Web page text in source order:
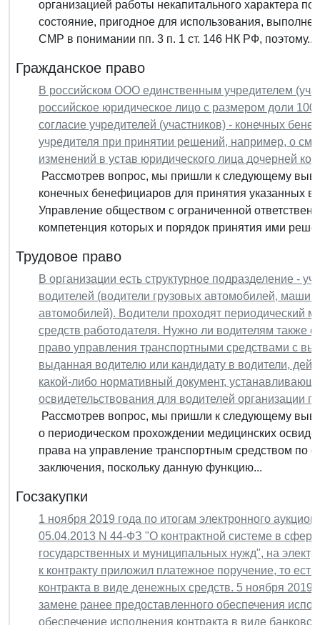
организацией работы некапитального характера
состояние, пригодное для использования,
СМР в понимании пп. 3 п. 1 ст. 146 НК РФ, поэтому...
Гражданское право
В российском ООО единственным учредителем
российское юридическое лицо с размером доли
согласие учредителей (участников) - конечных
учредителя при принятии решений, например, о
изменений в устав юридического лица дочерней
Рассмотрев вопрос, мы пришли к следующему
конечных бенефициаров для принятия указанных
Управление обществом с ограниченной
компетенция которых и порядок принятия ими
Трудовое право
В организации есть структурное подразделение -
водителей (водители грузовых автомобилей,
автомобилей). Водители проходят периодический
средств работодателя. Нужно ли водителям также
право управления транспортными средствами с
выданная водителю или кандидату в водители,
какой-либо нормативный документ,
освидетельствования для водителей организации
Рассмотрев вопрос, мы пришли к следующему
о периодическом прохождении медицинских
права на управление транспортным средством по
заключения, поскольку данную функцию...
Госзакупки
1 ноября 2019 года по итогам электронного
05.04.2013 N 44-ФЗ "О контрактной системе в сфере
государственных и муниципальных нужд", на
к контракту приложил платежное поручение, то
контракта в виде денежных средств. 5 ноября 2019
замене ранее предоставленного обеспечения
обеспечение исполнения контракта в виде